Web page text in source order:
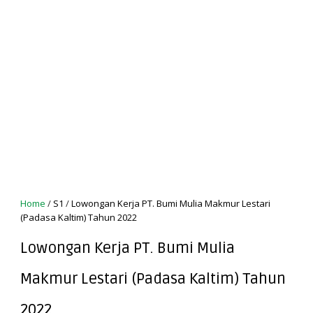
Home / S1 /Lowongan Kerja PT. Bumi Mulia Makmur Lestari
(Padasa Kaltim) Tahun 2022
Lowongan Kerja PT. Bumi Mulia
Makmur Lestari (Padasa Kaltim) Tahun